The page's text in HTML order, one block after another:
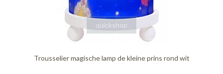
quickshop
Trousselier magische lamp de kleine prins rond wit